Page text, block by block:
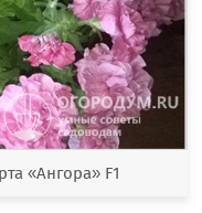
«Ангора» F1